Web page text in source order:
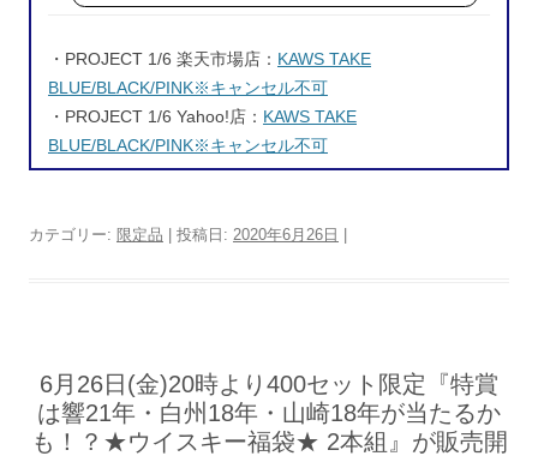
・PROJECT 1/6 楽天市場店： KAWS TAKE
BLUE/BLACK/PINK※キャンセル不可
・PROJECT 1/6 Yahoo!店： KAWS TAKE
BLUE/BLACK/PINK※キャンセル不可
カテゴリー: 限定品 | 投稿日: 2020年6月26日
6月26日(金)20時より400セット限定『特賞
は響21年・白州18年・山崎18年が当たるか
も！？★ウイスキー福袋★ 2本組』が販売開